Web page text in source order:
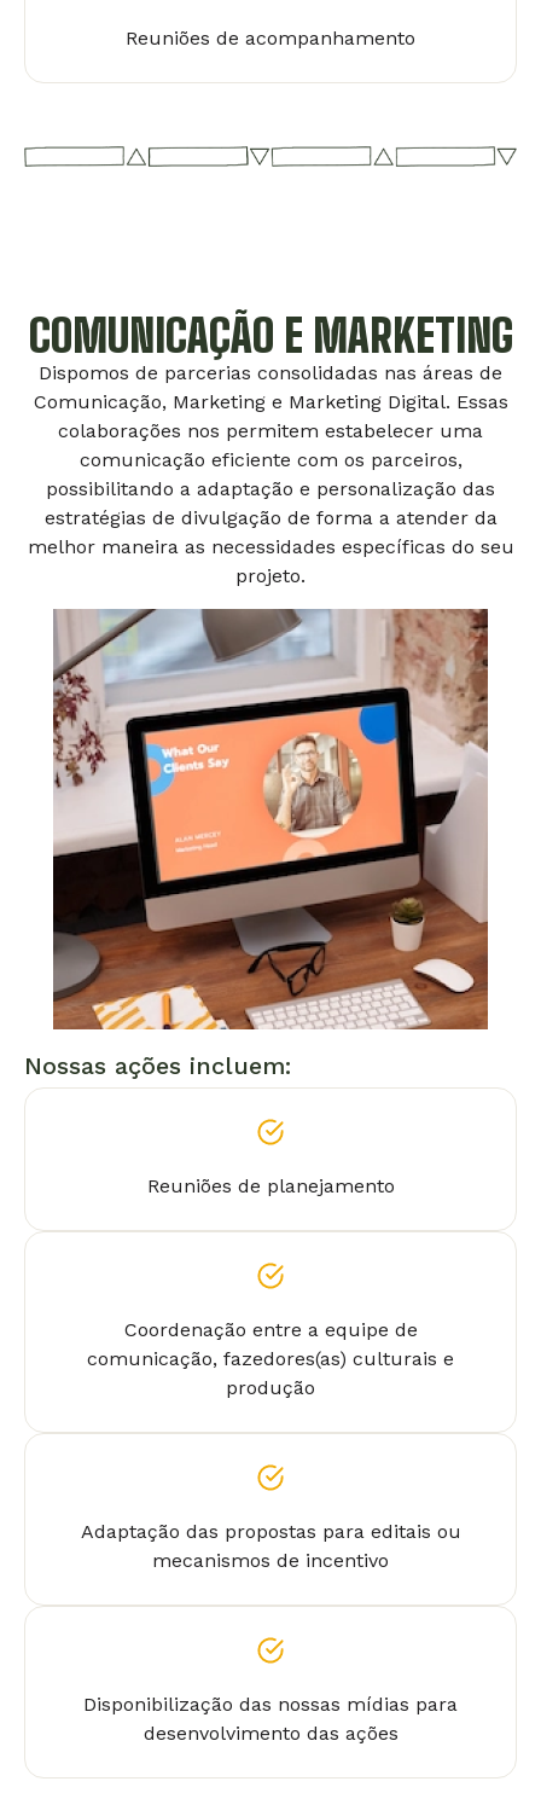
Reuniões de acompanhamento
COMUNICAÇÃO E MARKETING
Dispomos de parcerias consolidadas nas áreas de
Comunicação, Marketing e Marketing Digital. Essas
colaborações nos permitem estabelecer uma
comunicação eficiente com os parceiros,
possibilitando a adaptação e personalização das
estratégias de divulgação de forma a atender da
melhor maneira as necessidades específicas do seu
projeto.
Nossas ações incluem:
Reuniões de planejamento
Coordenação entre a equipe de
comunicação, fazedores(as) culturais e
produção
Adaptação das propostas para editais ou
mecanismos de incentivo
Disponibilização das nossas mídias para
desenvolvimento das ações